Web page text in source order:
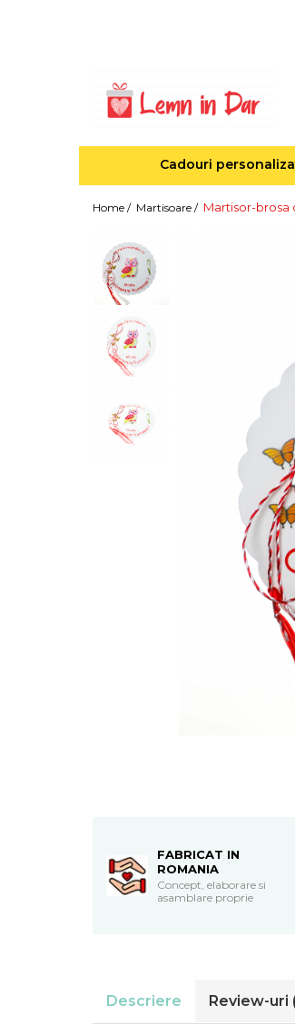
Agende din lemn
Decoratiuni cu lumina
Decoratiuni pentru cei dragi
Decoratiuni cu peisaje de iarna
Magneti de Craciun
Jucarii din lemn
Produse personalizate pentru
nunti si botezuri
Cadouri pentru parinti
Cadouri
Home / Martisoare / Martisor-brosa
FABRICAT IN
ROMANIA
Concept, elaborare si
asamblare proprie
Descriere Review-uri